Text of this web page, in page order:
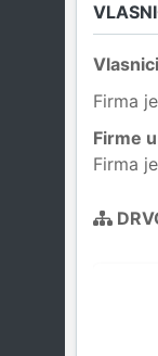
Firma
Firme
Firma